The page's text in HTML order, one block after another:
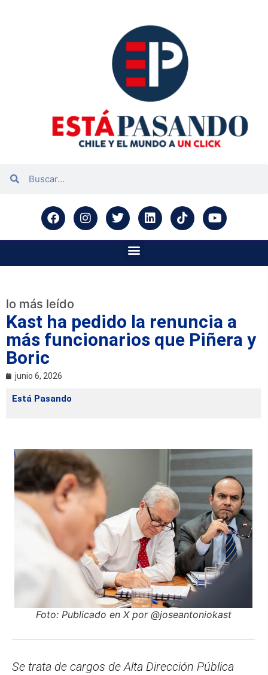
lo más leído
Kast ha pedido la renuncia a
más funcionarios que Piñera y
Boric
junio 6, 2026
Está Pasando
Foto: Publicado en X por @joseantoniokast
Se trata de cargos de Alta Dirección Pública